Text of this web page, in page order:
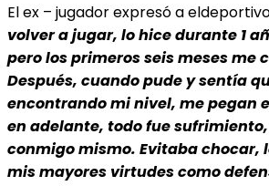
El ex – jugador expresó a
volver a jugar, lo hice durante 1
pero los primeros seis meses me
Después, cuando pude y sentía
encontrando mi nivel, me pegan
en adelante, todo fue
conmigo mismo. Evitaba chocar,
mis mayores virtudes como